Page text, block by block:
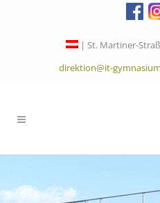
| St. Martiner-
direktion@it-